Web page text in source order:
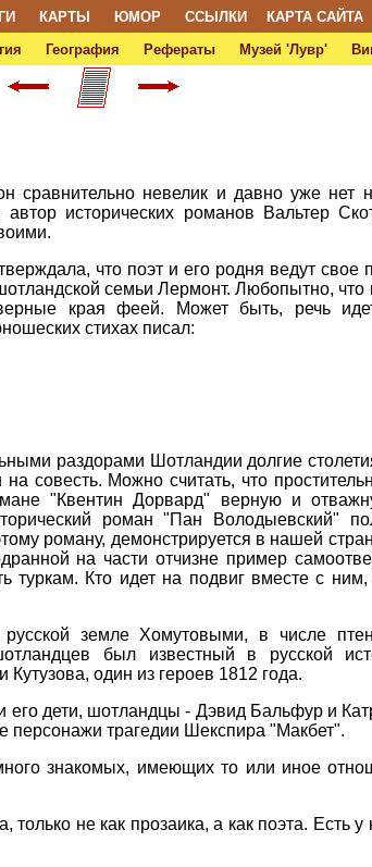
КАРТЫ ЮМОР ССЫЛКИ КАРТА САЙТА
География Рефераты Музей 'Лувр'
невелик и давно уже нет
исторических романов Вальтер
что поэт и его родня ведут свое
семьи Лермонт. Любопытно, что
края феей. Может быть, речь
стихах писал:
раздорами Шотландии долгие
совесть. Можно считать, что
"Квентин Дорвард" верную и
роман "Пан Володыевский"
роману, демонстрируется в нашей
на части отчизне пример
туркам. Кто идет на подвиг вместе с
русской земле Хомутовыми, в числе
был известный в русской
один из героев 1812 года.
дети, шотландцы - Дэвид Бальфур и
трагедии Шекспира "Макбет".
знакомых, имеющих то или иное
не как прозаика, а как поэта. Есть